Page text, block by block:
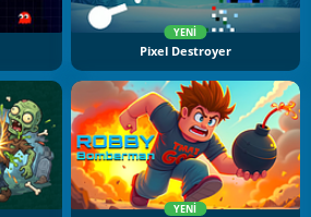
YENI
Pixel Destroyer
YENI